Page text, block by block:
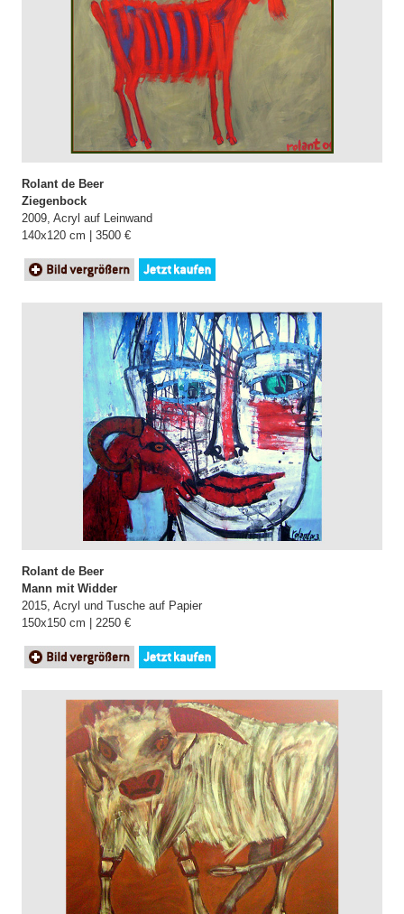
Rolant de Beer
Ziegenbock
2009, Acryl auf Leinwand
140x120 cm | 3500 €
Rolant de Beer
Mann mit Widder
2015, Acryl und Tusche auf Papier
150x150 cm | 2250 €